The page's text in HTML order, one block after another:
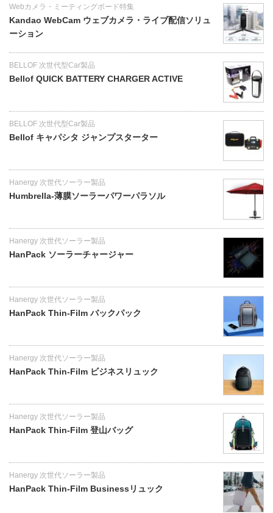
Webカメラ・ミーティングボード特集
Kandao WebCam ウェブカメラ・ライブ配信ソリュ
ーション
BELLOF 次世代型Car製品
Bellof QUICK BATTERY CHARGER ACTIVE
BELLOF 次世代型Car製品
Bellof キャパシタ ジャンプスターター
Hanergy 次世代ソーラー製品
Humbrella-薄膜ソーラーパワーパラソル
Hanergy 次世代ソーラー製品
HanPack ソーラーチャージャー
Hanergy 次世代ソーラー製品
HanPack Thin-Film バックパック
Hanergy 次世代ソーラー製品
HanPack Thin-Film ビジネスリュック
Hanergy 次世代ソーラー製品
HanPack Thin-Film 登山バッグ
Hanergy 次世代ソーラー製品
HanPack Thin-Film Businessリュック